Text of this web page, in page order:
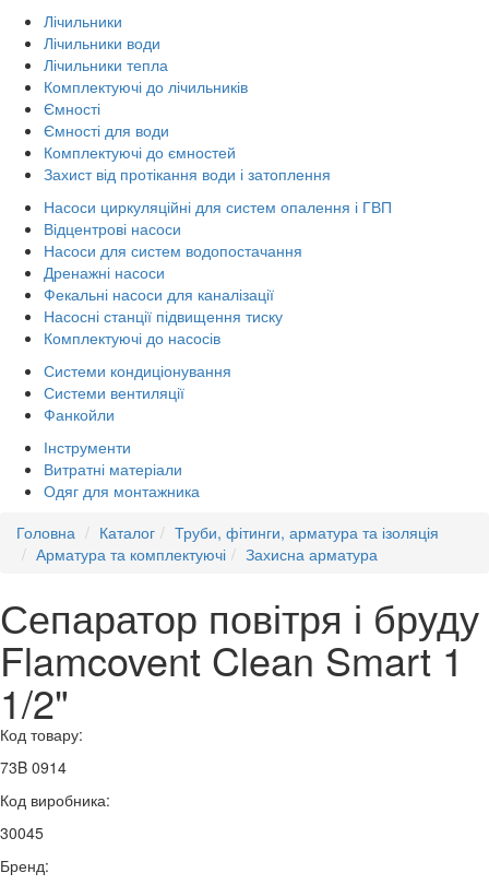
Лічильники
Лічильники води
Лічильники тепла
Комплектуючі до лічильників
Ємності
Ємності для води
Комплектуючі до ємностей
Захист від протікання води і затоплення
Насоси циркуляційні для систем опалення і ГВП
Відцентрові насоси
Насоси для систем водопостачання
Дренажні насоси
Фекальні насоси для каналізації
Насосні станції підвищення тиску
Комплектуючі до насосів
Системи кондиціонування
Системи вентиляції
Фанкойли
Інструменти
Витратні матеріали
Одяг для монтажника
Головна
Каталог
Труби, фітинги, арматура та ізоляція
Арматура та комплектуючі
Захисна арматура
Сепаратор повітря і бруду
Flamcovent Clean Smart 1
1/2"
Код товару:
73B 0914
Код виробника:
30045
Бренд: